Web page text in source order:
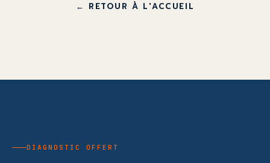
← RETOUR À L'ACCUEIL
DIAGNOSTIC OFFERT